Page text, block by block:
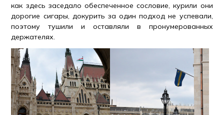
как здесь заседало обеспеченное сословие, курили они
дорогие сигары, докурить за один подход не успевали,
поэтому тушили и оставляли в пронумерованных
держателях.